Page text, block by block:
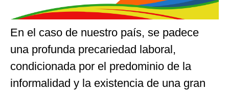
En el caso de nuestro país, se padece
una profunda precariedad laboral,
condicionada por el predominio de la
informalidad y la existencia de una gran